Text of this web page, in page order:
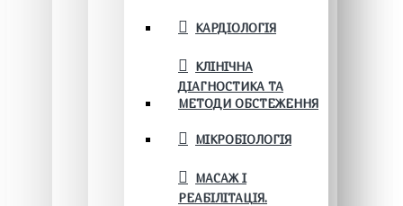
КАРДІОЛОГІЯ
КЛІНІЧНА
ДІАГНОСТИКА ТА
МЕТОДИ ОБСТЕЖЕННЯ
МІКРОБІОЛОГІЯ
МАСАЖ І
РЕАБІЛІТАЦІЯ.